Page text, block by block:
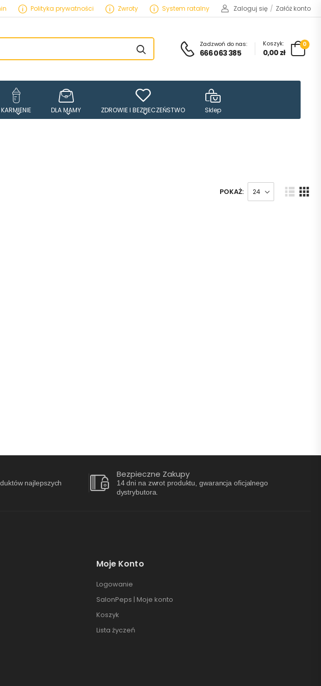
Polityka prywatności Zwroty System ratalny Zaloguj się / Załóż konto
Zadzwoń do nas:
666 063 385
Koszyk:
0,00 zł
0
KARMIENIE DLA MAMY ZDROWIE I BEZPIECZEŃSTWO Sklep
POKAŻ:
najlepszych
Bezpieczne Zakupy
14 dni na zwrot produktu, gwarancja oficjalnego
dystrybutora.
Moje Konto
Logowanie
SalonPeps | Moje konto
Koszyk
Lista życzeń